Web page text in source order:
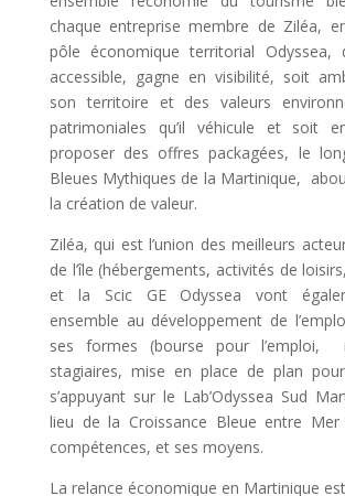
chaque entreprise membre de Ziléa,
pôle économique territorial Odyssea,
accessible, gagne en visibilité, soit
son territoire et des valeurs
patrimoniales qu’il véhicule et soit
proposer des offres packagées, le
Bleues Mythiques de la Martinique,
la création de valeur.
Ziléa, qui est l’union des meilleurs
de l’île (hébergements, activités de
et la Scic GE Odyssea vont
ensemble au développement de
ses formes (bourse pour l’emploi,
stagiaires, mise en place de plan
s’appuyant sur le Lab’Odyssea Sud
lieu de la Croissance Bleue entre
compétences, et ses moyens.
La relance économique en Martinique